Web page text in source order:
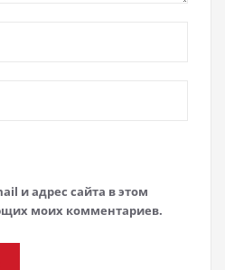
и адрес сайта в этом
моих комментариев.